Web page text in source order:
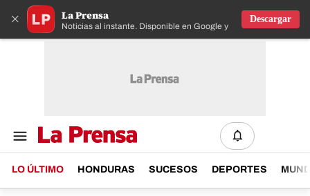
× La Prensa
Noticias al instante. Disponible en Google y IOS
Descargar
LO ÚLTIMO HONDURAS SUCESOS DEPORTES